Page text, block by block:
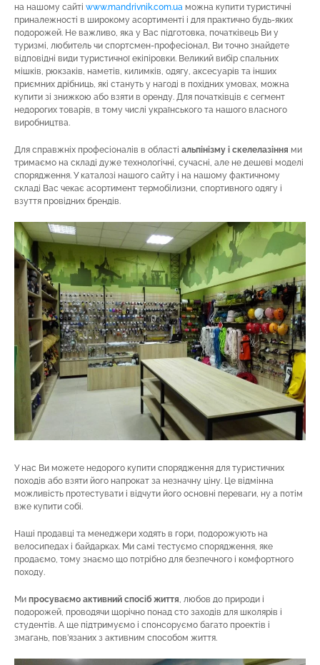
на нашому сайті www.mandrivnik.com.ua можна купити туристичні
приналежності в широкому асортименті і для практично будь-яких
подорожей. Не важливо, яка у Вас підготовка, початківець Ви у
туризмі, любитель чи спортсмен-професіонал, Ви точно знайдете
відповідні види туристичної екіпіровки. Великий вибір спальних
мішків, рюкзаків, наметів, килимків, одягу, аксесуарів та інших
приємних дрібниць, які стануть у нагоді в похідних умовах, можна
купити зі знижкою або взяти в оренду. Для початківців є сегмент
недорогих товарів, в тому числі українського та нашого власного
виробництва.
Для справжніх професіоналів в області альпінізму і скелелазіння ми
тримаємо на складі дуже технологічні, сучасні, але не дешеві моделі
спорядження. У каталозі нашого сайту і на нашому фактичному
складі Вас чекає асортимент термобілизни, спортивного одягу і
взуття провідних брендів.
У нас Ви можете недорого купити спорядження для туристичних
походів або взяти його напрокат за незначну ціну. Це відмінна
можливість протестувати і відчути його основні переваги, ну а потім
вже купити собі.
Наші продавці та менеджери ходять в гори, подорожують на
велосипедах і байдарках. Ми самі тестуємо спорядження, яке
продаємо, тому знаємо що потрібно для безпечного і комфортного
походу.
Ми просуваємо активний спосіб життя, любов до природи і
подорожей, проводячи щорічно понад сто заходів для школярів і
студентів. А ще підтримуємо і спонсоруємо багато проектів і
змагань, пов’язаних з активним способом життя.